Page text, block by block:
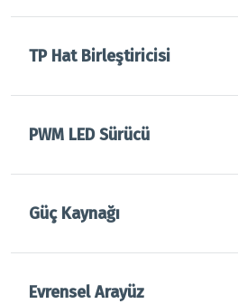
TP Hat Birleştiricisi
PWM LED Sürücü
Güç Kaynağı
Evrensel Arayüz